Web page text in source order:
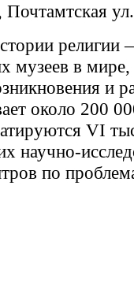
Почтамтская
религии
музеев в мире,
и
около 200
VI
научно-
по